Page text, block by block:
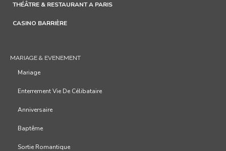
THÉÂTRE & RESTAURANT A PARIS
CASINO BARRIÈRE
MARIAGE & EVENEMENT
Mariage
Enterrement Vie De Célibataire
Anniversaire
Baptême
Sortie Romantique